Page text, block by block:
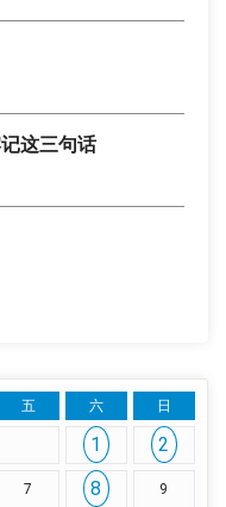
这三句话
五 六 日
1
2
7 8 9